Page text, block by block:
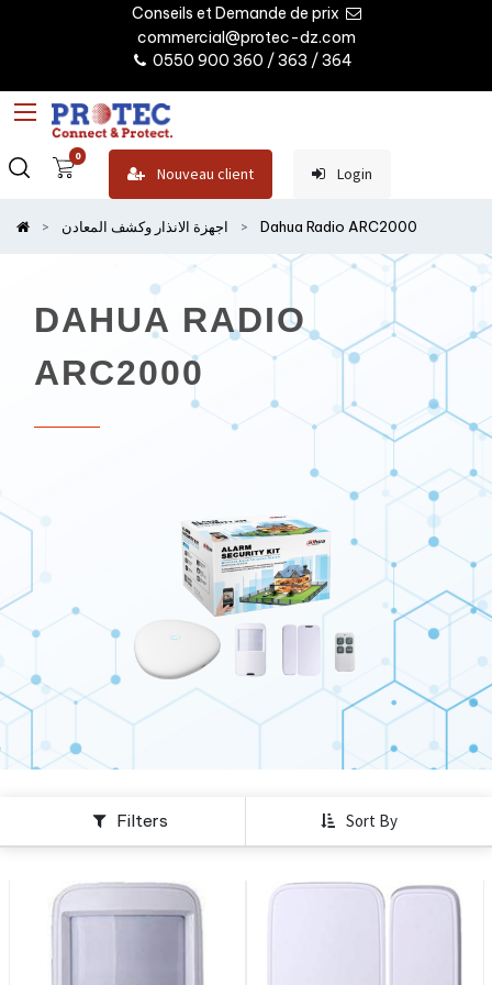
Conseils et Demande de prix
commercial@protec-dz.com
0550 900 360 / 363 / 364
0
Nouveau client Login
اجهزة الانذار وكشف المعادن Dahua Radio ARC2000
DAHUA RADIO
ARC2000
Filters Sort By